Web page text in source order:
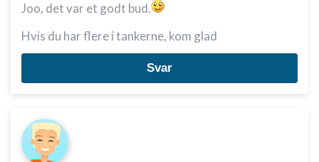
Joo, det var et godt bud.
Hvis du har flere i tankerne, kom glad
Svar